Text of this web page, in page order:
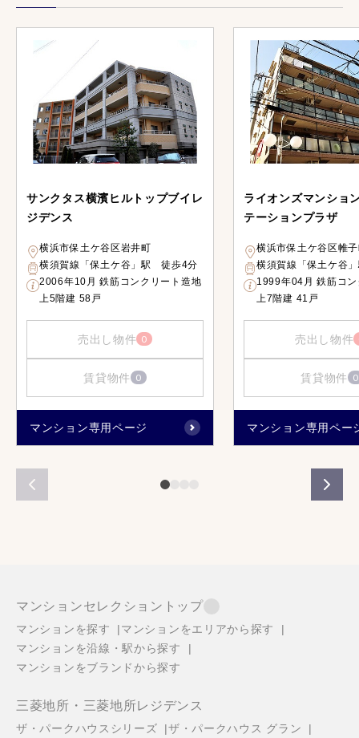
サンクタス横濱ヒルトップブイレ
ジデンス
横浜市保土ケ谷区岩井町
横須賀線「保土ケ谷」駅 徒歩4分
2006年10月 鉄筋コンクリート造地
上5階建 58戸
売出し物件 0
賃貸物件 0
マンション専用ページ
ライオンズマンショ
テーションプラザ
横浜市保土ケ谷区帷
横須賀線「保土ケ谷
1999年04月 鉄筋コ
上7階建 41戸
売出し物件
賃貸物件 0
マンション専用ペー
マンションセレクショントップ
マンションを探す
マンションをエリアから探す
マンションを沿線・駅から探す
マンションをブランドから探す
三菱地所・三菱地所レジデンス
ザ・パークハウスシリーズ
ザ・パークハウス グラン